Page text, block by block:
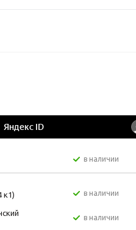
в наличии
к1)
в наличии
в наличии